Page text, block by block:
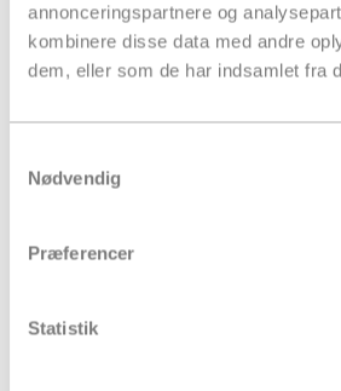
annonceringspartnere og
kombinere disse data med andre
dem, eller som de har indsamlet fra
Nødvendig
Præferencer
Statistik